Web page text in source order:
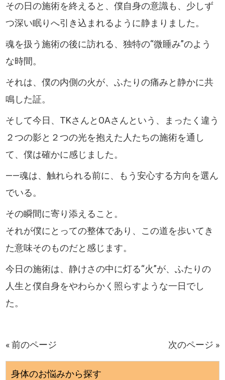
その日の施術を終えると、僕自身の意識も、少しず
つ深い眠りへ引き込まれるように静まりました。
魂を扱う施術の後に訪れる、独特の“微睡み”のよう
な時間。
それは、僕の内側の火が、ふたりの痛みと静かに共
鳴した証。
そして今日、TKさんとOAさんという、まったく違う
２つの影と２つの光を抱えた人たちの施術を通し
て、僕は確かに感じました。
――魂は、触れられる前に、もう安心する方向を選ん
でいる。
その瞬間に寄り添えること。
それが僕にとっての整体であり、この道を歩いてき
た意味そのものだと感じます。
今日の施術は、静けさの中に灯る“火”が、ふたりの
人生と僕自身をやわらかく照らすような一日でし
た。
« 前のページ 次のページ »
身体のお悩みから探す